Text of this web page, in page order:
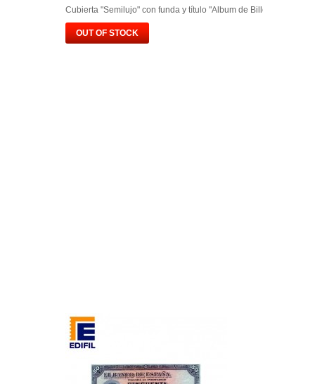
Cubierta "Semilujo" con funda y título "Album de Billetes España"
OUT OF STOCK